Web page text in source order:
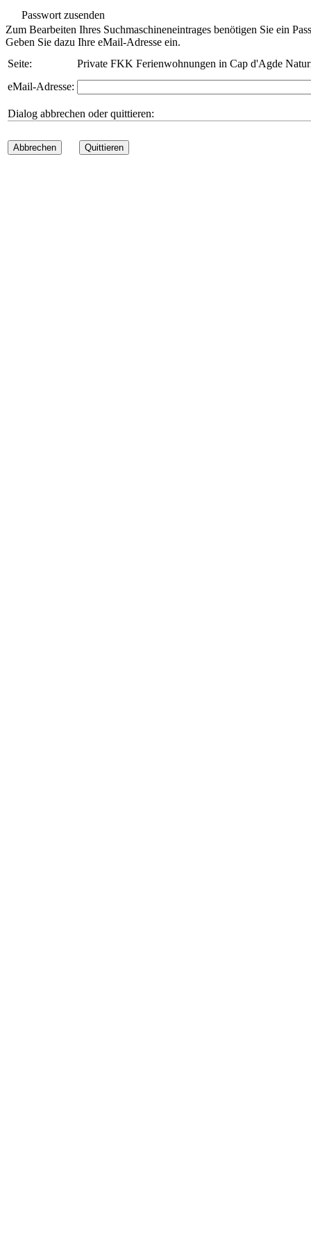
Passwort zusenden
Zum Bearbeiten Ihres Suchmaschineneintrages benötigen Sie ein
Geben Sie dazu Ihre eMail-Adresse ein.
Seite:
Private FKK Ferienwohnungen in Cap d'Agde
eMail-Adresse:
Dialog abbrechen oder quittieren:
Abbrechen Quittieren